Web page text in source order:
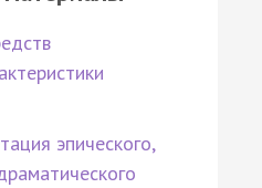
эпического,